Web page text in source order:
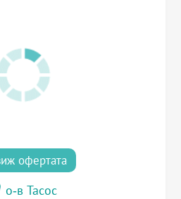
офертата
о-в Тасос